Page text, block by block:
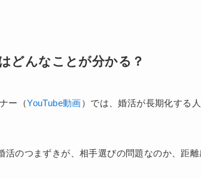
どんなことが分かる？
ー（YouTube動画）では、婚活が長期化する
活のつまずきが、相手選びの問題なのか、距